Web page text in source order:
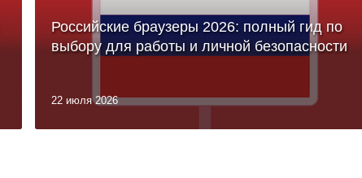
Российские браузеры 2026: полный гид по
выбору для работы и личной безопасности
22 июля 2026